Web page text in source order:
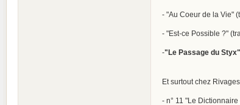
- "Au Coeur de la Vie"
- "Est-ce Possible ?"
-"Le Passage du
Et surtout chez
- n° 11 "Le Dictionnaire